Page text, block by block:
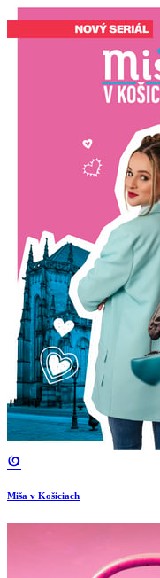
Miša v Košiciach